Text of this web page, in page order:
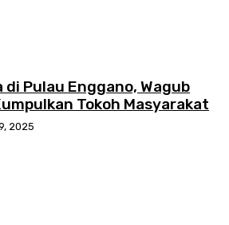
Pulau Enggano, Wagub
Tokoh Masyarakat
2025